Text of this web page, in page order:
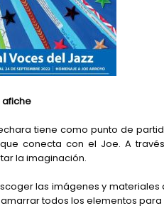
afiche
tiene como punto de
conecta con el Joe. A
la imaginación.
las imágenes y
todos los elementos